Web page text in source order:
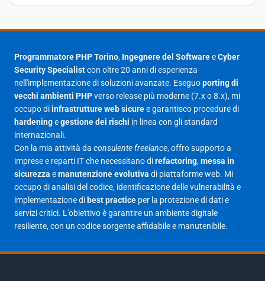
Agosto 2025 1
23
Giugno 2025
Maggio 2025 27
Aprile 2025
Marzo 2025
Febbraio 2025 17
Gennaio 2025
Giugno 2023
Maggio 2023
Programmatore PHP Torino, Ingegnere del SoftwareeCyber
Security Specialistcon oltre 20 anni di esperienza
nell'implementazione di soluzioni avanzate. Eseguoporting di
vecchi ambienti PHPverso release più moderne (7.x o 8.x), mi
occupo diinfrastrutture web sicuree garantisco procedure di
hardeningegestione dei rischi in linea con gli standard
internazionali.
Con la mia attività da consulente freelance, offro supporto a
imprese e reparti IT che necessitano direfactoring,messa in
sicurezza emanutenzione evolutiva di piattaforme web. Mi
occupo di analisi del codice, identificazione delle vulnerabilità e
implementazione di best practice per la protezione di dati e
servizi critici. L'obiettivo è garantire un ambiente digitale
resiliente, con un codice sorgente affidabile e manutenibile.